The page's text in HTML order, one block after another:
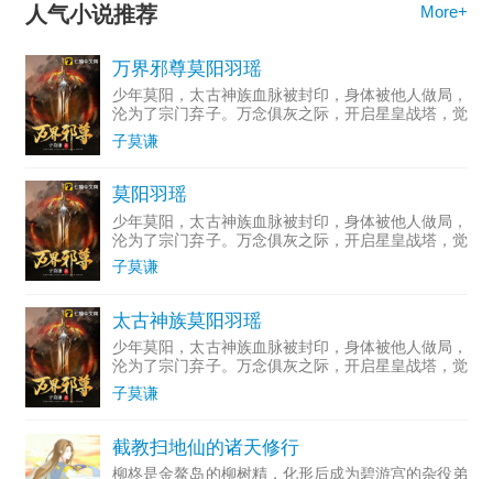
人气小说推荐 More+
万界邪尊莫阳羽瑶
少年莫阳，太古神族血脉被封印，身体被他人做局，
沦为了宗门弃子。万念俱灰之际，开启星皇战塔，觉
醒太古神族血脉，修炼星皇古经，承接天道传承，踏
上一条复仇的逆天之路。我若成魔，谁敢成佛！
子莫谦
莫阳羽瑶
少年莫阳，太古神族血脉被封印，身体被他人做局，
沦为了宗门弃子。万念俱灰之际，开启星皇战塔，觉
醒太古神族血脉，修炼星皇古经，承接天道传承，踏
上一条复仇的逆天之路。我若成魔，谁敢成佛！
子莫谦
太古神族莫阳羽瑶
少年莫阳，太古神族血脉被封印，身体被他人做局，
沦为了宗门弃子。万念俱灰之际，开启星皇战塔，觉
醒太古神族血脉，修炼星皇古经，承接天道传承，踏
上一条复仇的逆天之路。我若成魔，谁敢成佛！
子莫谦
截教扫地仙的诸天修行
柳柊是金鳌岛的柳树精，化形后成为碧游宫的杂役弟